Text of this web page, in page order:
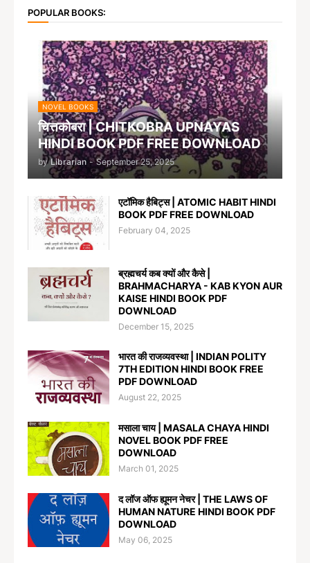
POPULAR BOOKS:
NOVEL BOOKS
चित्तकोबरा | CHITKOBRA UPNAYAS
HINDI BOOK PDF FREE DOWNLOAD
by Librarian - September 25, 2025
एटॉमिक हैबिट्स | ATOMIC HABIT HINDI
BOOK PDF FREE DOWNLOAD
February 04, 2025
ब्रह्मचर्य कब क्यों और कैसे |
BRAHMACHARYA - KAB KYON AUR
KAISE HINDI BOOK PDF
DOWNLOAD
December 15, 2025
भारत की राजव्यवस्था | INDIAN POLITY
7TH EDITION HINDI BOOK FREE
PDF DOWNLOAD
August 22, 2025
मसाला चाय | MASALA CHAYA HINDI
NOVEL BOOK PDF FREE
DOWNLOAD
March 01, 2025
द लॉज ऑफ ह्यूमन नेचर | THE LAWS OF
HUMAN NATURE HINDI BOOK PDF
DOWNLOAD
May 06, 2025